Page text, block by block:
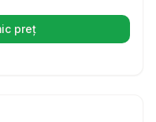
preț într-o filă nouă)